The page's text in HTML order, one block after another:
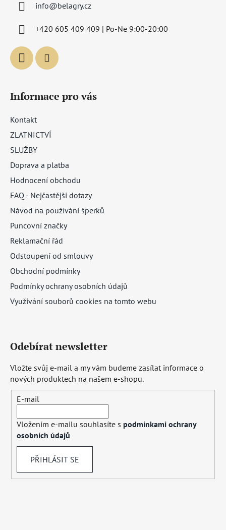
info@belagry.cz
+420 605 409 409 | Po-Ne 9:00-20:00
Informace pro vás
Kontakt
ZLATNICTVÍ
SLUŽBY
Doprava a platba
Hodnocení obchodu
FAQ - Nejčastější dotazy
Návod na používání šperků
Puncovní značky
Reklamační řád
Odstoupení od smlouvy
Obchodní podmínky
Podmínky ochrany osobních údajů
Využívání souborů cookies na tomto webu
Odebírat newsletter
Vložte svůj e-mail a my vám budeme zasílat informace o
nových produktech na našem e-shopu.
E-mail
Vložením e-mailu souhlasíte s podmínkami ochrany
osobních údajů
PŘIHLÁSIT SE